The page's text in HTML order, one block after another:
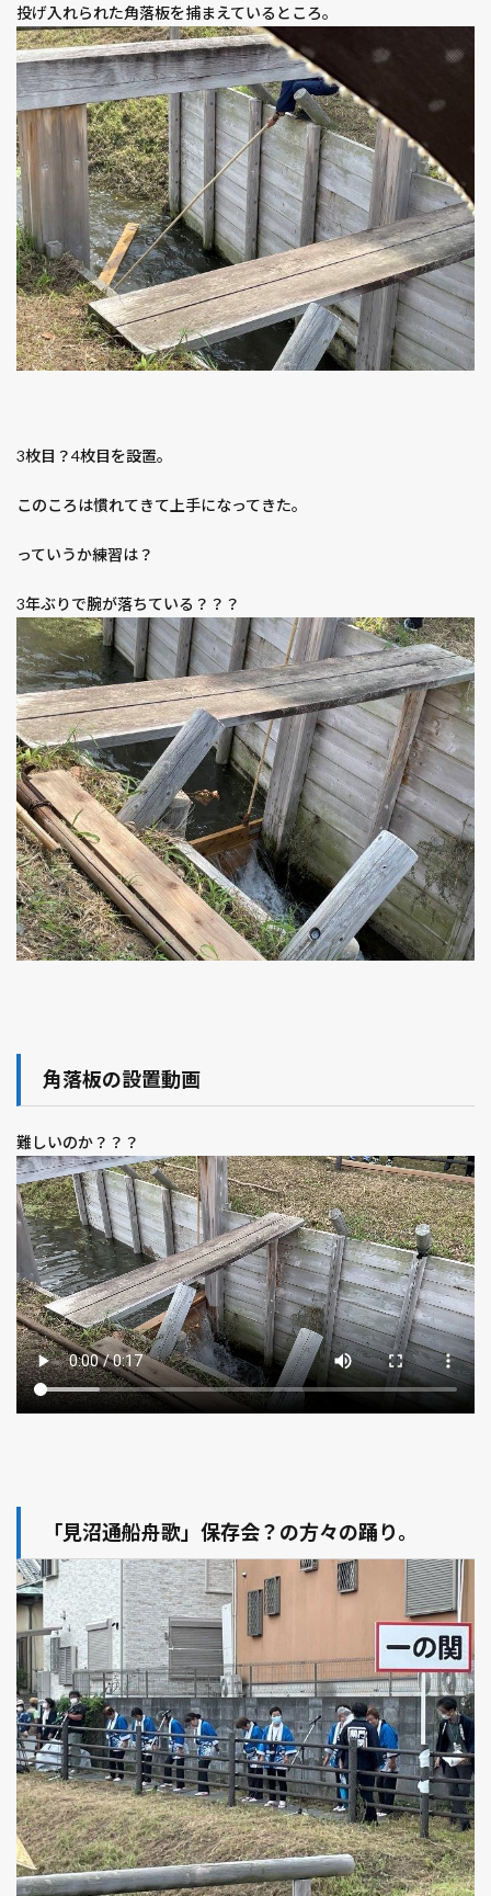
投げ入れられた角落板を捕まえているところ。
3枚目？4枚目を設置。
このころは慣れてきて上手になってきた。
っていうか練習は？
3年ぶりで腕が落ちている？？？
角落板の設置動画
難しいのか？？？
「見沼通船舟歌」保存会？の方々の踊り。